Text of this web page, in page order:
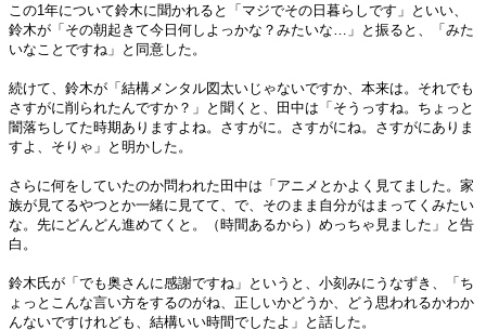
この1年について鈴木に聞かれると「マジでその日暮らしです」といい、
鈴木が「その朝起きて今日何しよっかな？みたいな…」と振ると、「みた
いなことですね」と同意した。
続けて、鈴木が「結構メンタル図太いじゃないですか、本来は。それでも
さすがに削られたんですか？」と聞くと、田中は「そうっすね。ちょっと
闇落ちしてた時期ありますよね。さすがに。さすがにね。さすがにありま
すよ、そりゃ」と明かした。
さらに何をしていたのか問われた田中は「アニメとかよく見てました。家
族が見てるやつとか一緒に見てて、で、そのまま自分がはまってくみたい
な。先にどんどん進めてくと。（時間あるから）めっちゃ見ました」と告
白。
鈴木氏が「でも奥さんに感謝ですね」というと、小刻みにうなずき、「ち
ょっとこんな言い方をするのがね、正しいかどうか、どう思われるかわか
んないですけれども、結構いい時間でしたよ」と話した。